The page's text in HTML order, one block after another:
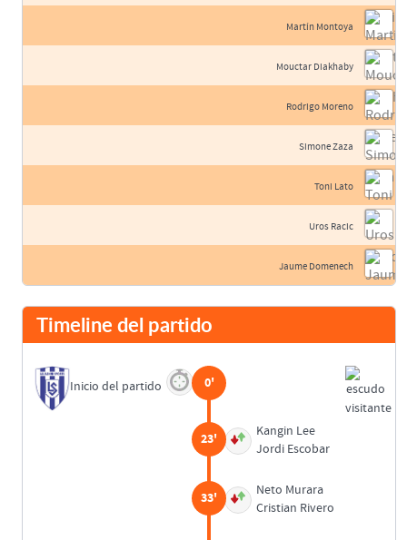
Martín Montoya
Mouctar Diakhaby
Rodrigo Moreno
Simone Zaza
Toni Lato
Uros Racic
Jaume Domenech
Timeline del partido
Inicio del partido 0'
Kangin Lee
Jordi Escobar
23'
Neto Murara
Cristian Rivero
33'